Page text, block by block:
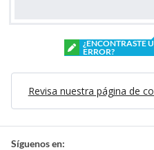
¿ENCONTRASTE
ERROR?
Revisa nuestra página de
Síguenos en: